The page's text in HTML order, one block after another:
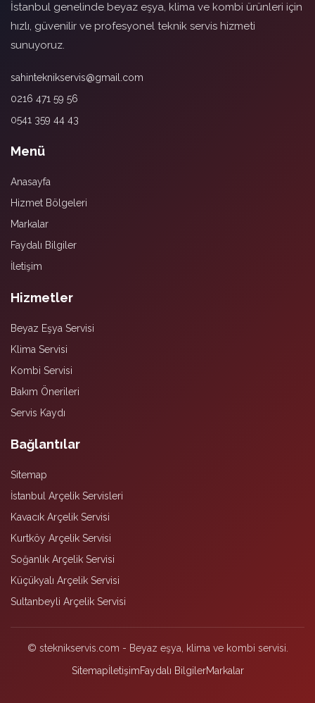
İstanbul genelinde beyaz eşya, klima ve kombi ürünleri için
hızlı, güvenilir ve profesyonel teknik servis hizmeti
sunuyoruz.
sahinteknikservis@gmail.com
0216 471 59 56
0541 359 44 43
Menü
Anasayfa
Hizmet Bölgeleri
Markalar
Faydalı Bilgiler
İletişim
Hizmetler
Beyaz Eşya Servisi
Klima Servisi
Kombi Servisi
Bakım Önerileri
Servis Kaydı
Bağlantılar
Sitemap
İstanbul Arçelik Servisleri
Kavacık Arçelik Servisi
Kurtköy Arçelik Servisi
Soğanlık Arçelik Servisi
Küçükyalı Arçelik Servisi
Sultanbeyli Arçelik Servisi
© steknikservis.com - Beyaz eşya, klima ve kombi servisi.
SitemapİletişimFaydalı BilgilerMarkalar